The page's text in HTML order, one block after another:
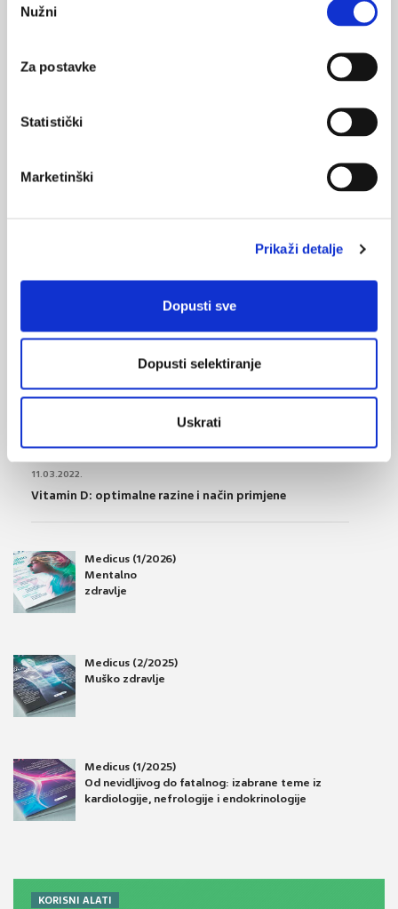
pristanka
Nužni
Za postavke
Statistički
Marketinški
Prikaži detalje
Dopusti sve
Dopusti selektiranje
Uskrati
alergije
NAJPOPULARNIJE <
BOL
21.10.2015.
Što su probiotici i kako se proizvode?
28.06.2016.
Osteoporoza – prevencija, otkrivanje i liječenje
11.03.2022.
Vitamin D: optimalne razine i način primjene
Medicus (1/2026)
Mentalno
zdravlje
Medicus (2/2025)
Muško zdravlje
Medicus (1/2025)
Od nevidljivog do fatalnog: izabrane teme iz
kardiologije, nefrologije i endokrinologije
KORISNI ALATI